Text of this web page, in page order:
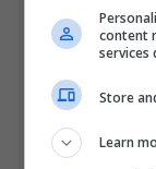
content
services
Store
Learn